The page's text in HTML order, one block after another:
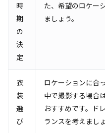
時
期
の
決
定
た、希望のロケー
ましょう。
衣
装
選
び
ロケーションに合
中で撮影する場合
おすすめです。ド
ランスを考えましょ